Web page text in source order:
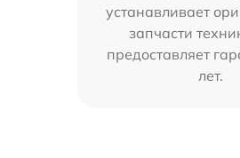
устанавливает
запчасти
предоставляет
лет.